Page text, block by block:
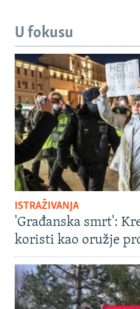
U fokusu
ISTRAŽIVANJA
'Građanska smrt':
koristi kao oružje